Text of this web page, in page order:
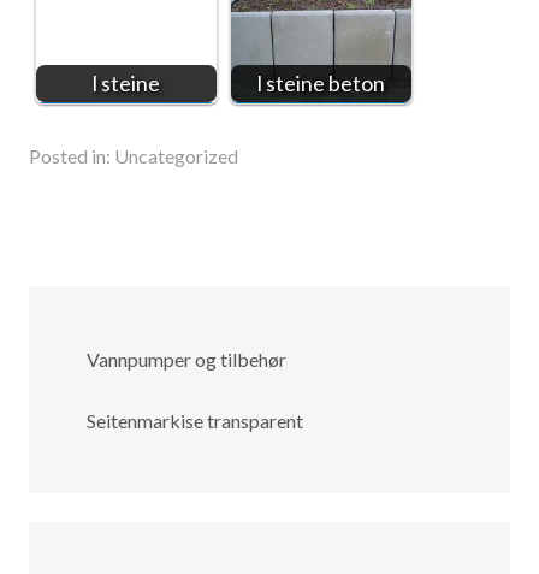
l steine l steine beton
Posted in: Uncategorized
Vannpumper og tilbehør
Seitenmarkise transparent